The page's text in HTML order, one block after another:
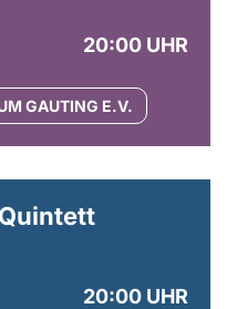
20:00 UHR
GAUTING E.V.
20:00 UHR